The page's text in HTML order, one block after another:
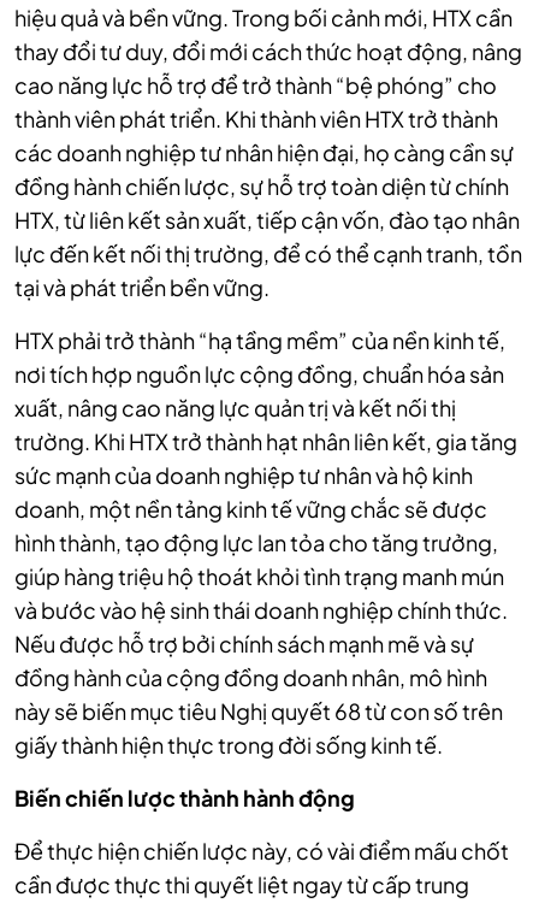
hiệu quả và bền vững. Trong bối cảnh mới, HTX cần
thay đổi tư duy, đổi mới cách thức hoạt động, nâng
cao năng lực hỗ trợ để trở thành “bệ phóng” cho
thành viên phát triển. Khi thành viên HTX trở thành
các doanh nghiệp tư nhân hiện đại, họ càng cần sự
đồng hành chiến lược, sự hỗ trợ toàn diện từ chính
HTX, từ liên kết sản xuất, tiếp cận vốn, đào tạo nhân
lực đến kết nối thị trường, để có thể cạnh tranh, tồn
tại và phát triển bền vững.
HTX phải trở thành “hạ tầng mềm” của nền kinh tế,
nơi tích hợp nguồn lực cộng đồng, chuẩn hóa sản
xuất, nâng cao năng lực quản trị và kết nối thị
trường. Khi HTX trở thành hạt nhân liên kết, gia tăng
sức mạnh của doanh nghiệp tư nhân và hộ kinh
doanh, một nền tảng kinh tế vững chắc sẽ được
hình thành, tạo động lực lan tỏa cho tăng trưởng,
giúp hàng triệu hộ thoát khỏi tình trạng manh mún
và bước vào hệ sinh thái doanh nghiệp chính thức.
Nếu được hỗ trợ bởi chính sách mạnh mẽ và sự
đồng hành của cộng đồng doanh nhân, mô hình
này sẽ biến mục tiêu Nghị quyết 68 từ con số trên
giấy thành hiện thực trong đời sống kinh tế.
Biến chiến lược thành hành động
Để thực hiện chiến lược này, có vài điểm mấu chốt
cần được thực thi quyết liệt ngay từ cấp trung